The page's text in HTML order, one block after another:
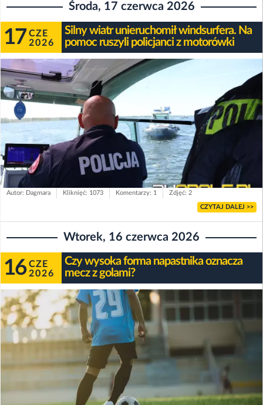
Środa, 17 czerwca 2026
17 CZE
2026
Silny wiatr unieruchomił windsurfera. Na
pomoc ruszyli policjanci z motorówki
Autor: Dagmara Kliknięć: 1073 Komentarzy: 1 Zdjęć: 2
CZYTAJ DALEJ >>
Wtorek, 16 czerwca 2026
16 CZE
2026
Czy wysoka forma napastnika oznacza
mecz z golami?